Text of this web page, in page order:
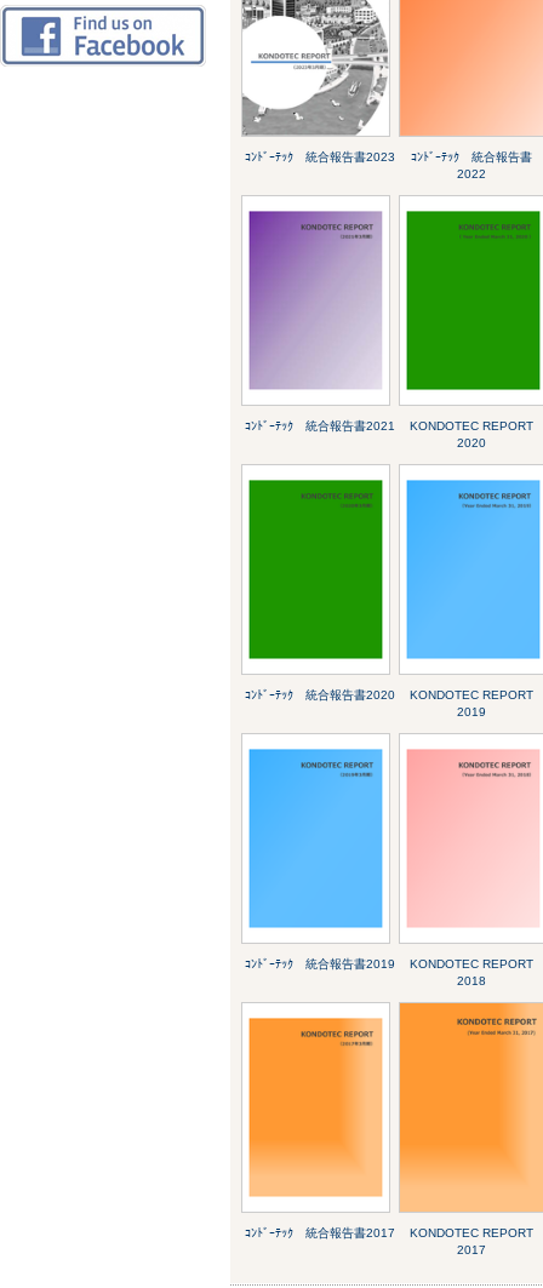
ｺﾝﾄﾞｰﾃｯｸ 統合報告書2023
ｺﾝﾄﾞｰﾃｯｸ 統合報告書
2022
ｺﾝﾄﾞｰﾃｯｸ 統合報告書2021
KONDOTEC REPORT
2020
ｺﾝﾄﾞｰﾃｯｸ 統合報告書2020
KONDOTEC REPORT
2019
ｺﾝﾄﾞｰﾃｯｸ 統合報告書2019
KONDOTEC REPORT
2018
ｺﾝﾄﾞｰﾃｯｸ 統合報告書2017
KONDOTEC REPORT
2017